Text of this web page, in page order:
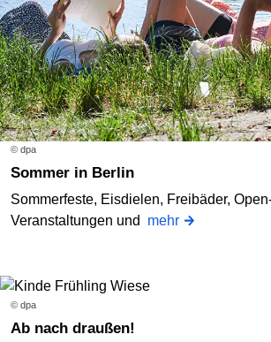
© dpa
Sommer in Berlin
Sommerfeste, Eisdielen, Freibäder,
Veranstaltungen und mehr
© dpa
Ab nach draußen!